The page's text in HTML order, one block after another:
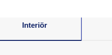
Interiör